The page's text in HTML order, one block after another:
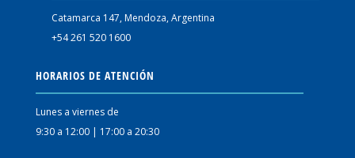
Catamarca 147, Mendoza, Argentina
+54 261 520 1600
HORARIOS DE ATENCIÓN
Lunes a viernes de
9:30 a 12:00 | 17:00 a 20:30